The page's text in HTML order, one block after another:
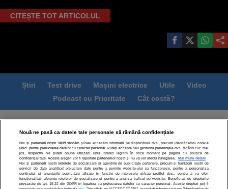
CITEȘTE TOT ARTICOLUL
Știri Test drive Mașini electrice Utile
Video
Podcast cu Prioritate
Cât costă?
Termeni si conditii
Politica de confidentialitate
Politica de cookies
Echipa editorială
Modifică Setările
Nouă ne pasă ca datele tale personale să rămână confidențiale
Noi și partenerii noștri 1019stocăm și/sau accesăm informații pe dispozitivul dvs., precum identificatorii cookie
unici pentru prelucrarea datelor cu caracter personal. Puteți accepta sau gestiona preferințele dvs. făcând clic mai
jos, respectiv vă puteți opune utilizării unui interes legitim în orice moment pe pagina cu politica de
confidențialitate. Aceste alegeri vor fi raportate partenerilor noștri și nu vă vor afecta navigarea.
Mai multe detalii
Noi si partenerii nostri (retelele de socializare si agentiile de publicitate partenere, precum si furnizorii nostri de
servicii de date analitice) prelucram date pentru a permite website-ului sa functioneze, pentru a personaliza
continutul si anunturile publicitare afisate in functie de interesele si/sau profilul dvs., pentru a va oferi
functionalitati aferente retelelor de socializare si pentru a analiza traficul pe website. Beneficiati de drepturile
prevazute de art. 15-22 din GDPR in legatura cu prelucrarea datelor cu caracter personal. Aceste drepturi pot fi